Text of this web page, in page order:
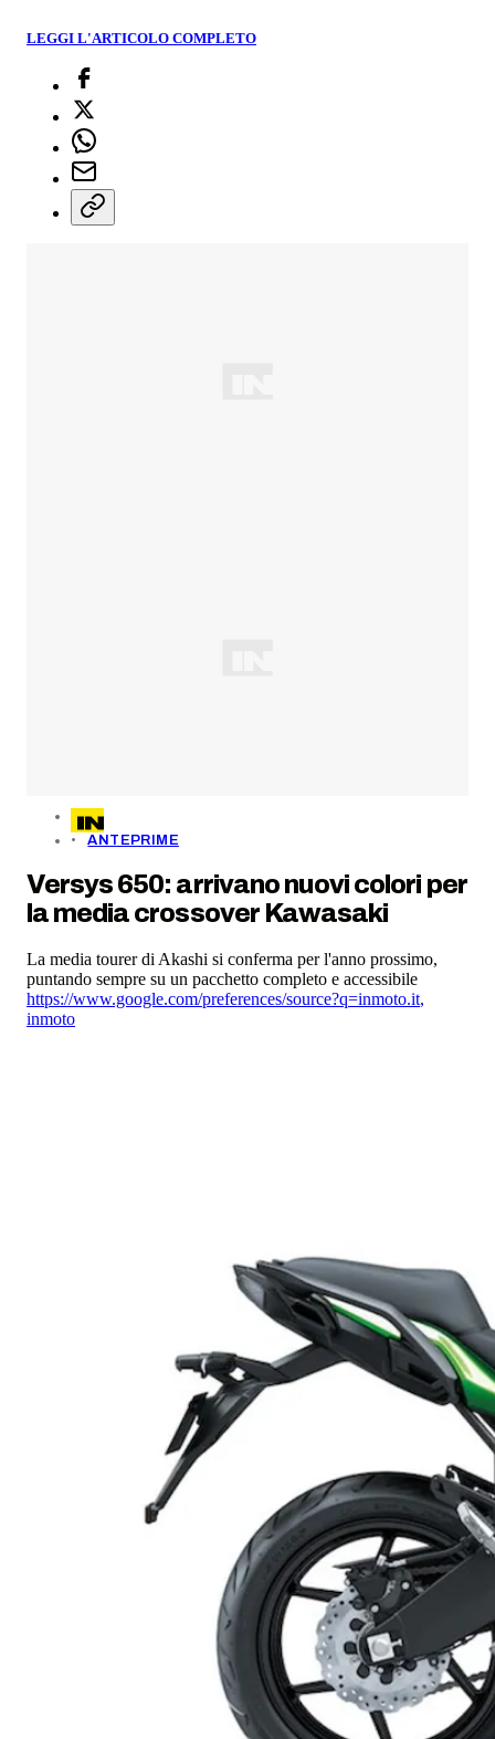
LEGGI L'ARTICOLO COMPLETO
ANTEPRIME
Versys 650: arrivano nuovi colori per
la media crossover Kawasaki
La media tourer di Akashi si conferma per l'anno prossimo,
puntando sempre su un pacchetto completo e accessibile
https://www.google.com/preferences/source?q=inmoto.it,
inmoto